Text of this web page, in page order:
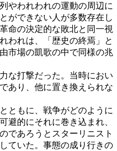
やわれわれの運動の周辺に
ができない人が多数存在し
命の決定的な敗北と同一視
われは、「歴史の終焉」と
市場の凱歌の中で同様の兆
な打撃だった。当時におい
あり、他に置き換えられな
ともに、戦争がどのように
避的にそれに巻き込まれ、
であろうとスターリニスト
ていた。事態の成り行きの